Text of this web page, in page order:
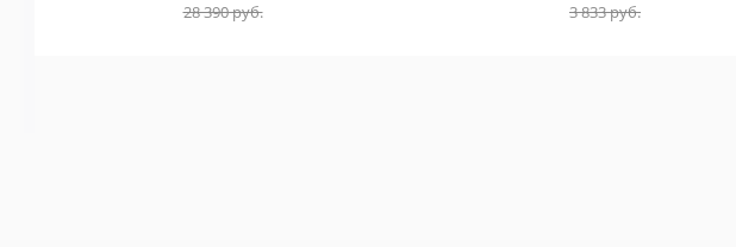
28 390руб. 3 833руб.